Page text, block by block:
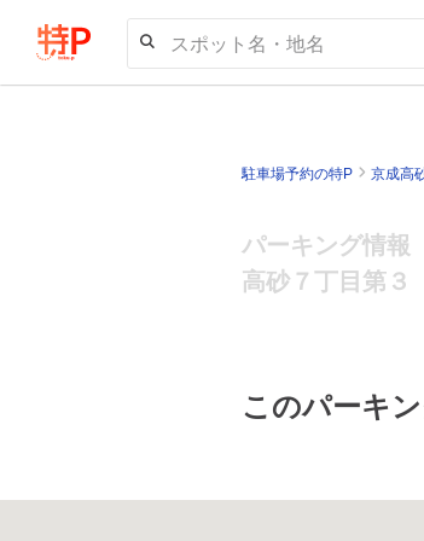
スポット名・地名
駐車場予約の特P 京成高
パーキング情報
高砂７丁目第３
このパーキ